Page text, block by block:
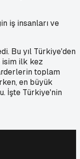
iş insanları ve
Bu yıl Türkiye'den
ilk kez
toplam
en büyük
İşte Türkiye'nin